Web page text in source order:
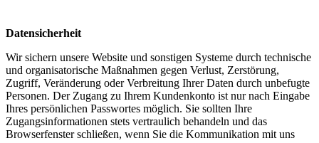
Datensicherheit
Wir sichern unsere Website und sonstigen Systeme durch technische
und organisatorische Maßnahmen gegen Verlust, Zerstörung,
Zugriff, Veränderung oder Verbreitung Ihrer Daten durch unbefugte
Personen. Der Zugang zu Ihrem Kundenkonto ist nur nach Eingabe
Ihres persönlichen Passwortes möglich. Sie sollten Ihre
Zugangsinformationen stets vertraulich behandeln und das
Browserfenster schließen, wenn Sie die Kommunikation mit uns